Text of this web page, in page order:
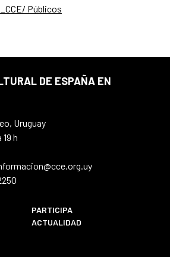
Públicos
DE ESPAÑA EN
Uruguay
h
PARTICIPA
ACTUALIDAD